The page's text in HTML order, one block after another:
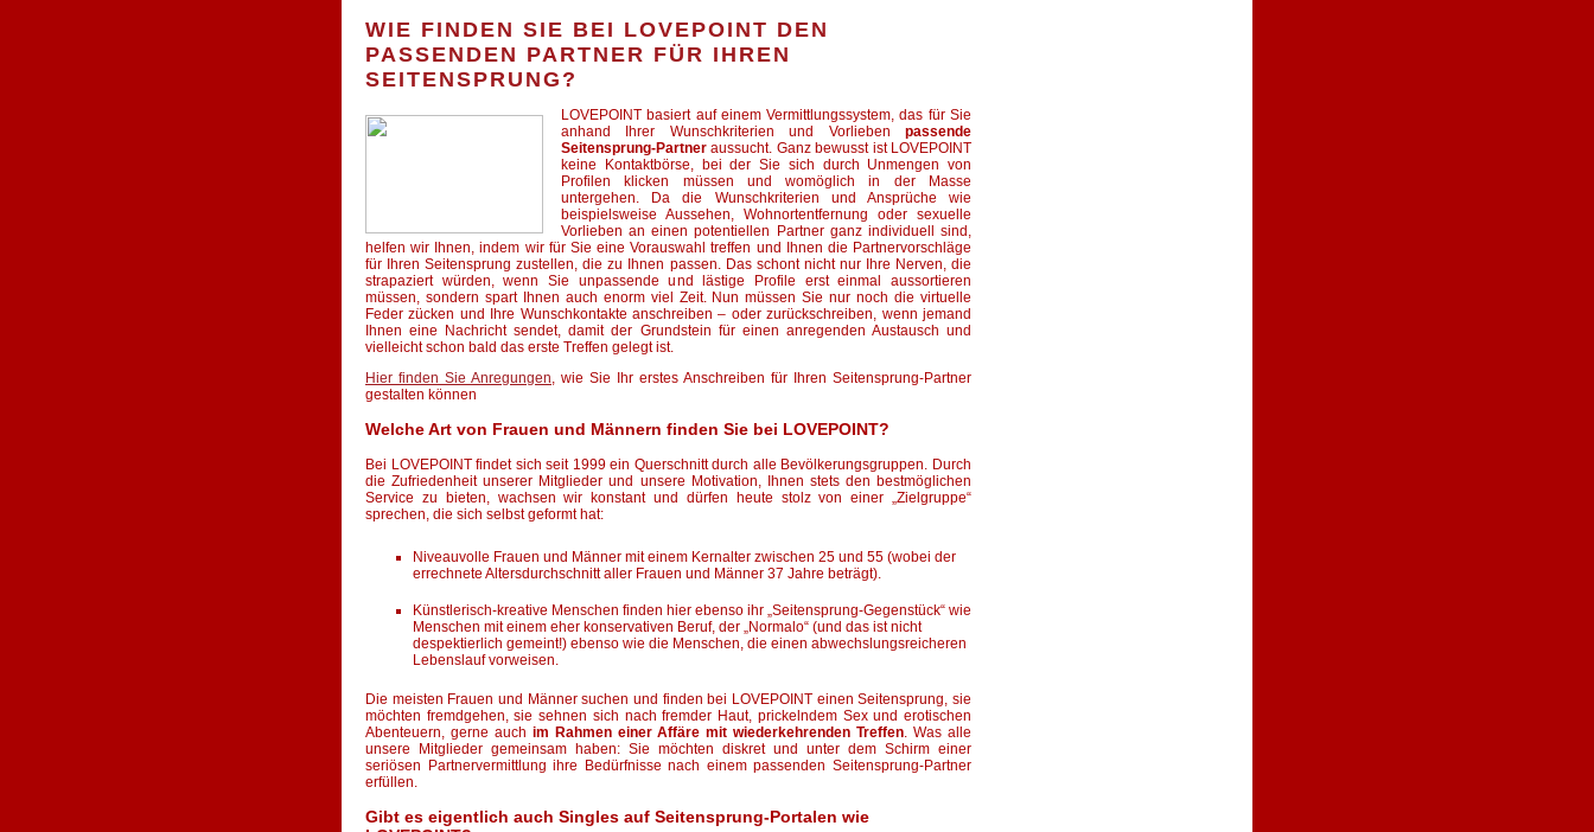
WIE FINDEN SIE BEI LOVEPOINT DEN
PASSENDEN PARTNER FÜR IHREN
SEITENSPRUNG?
LOVEPOINT basiert auf einem Vermittlungssystem, das für Sie
anhand Ihrer Wunschkriterien und Vorlieben passende
Seitensprung-Partner aussucht. Ganz bewusst ist LOVEPOINT
keine Kontaktbörse, bei der Sie sich durch Unmengen von
Profilen klicken müssen und womöglich in der Masse
untergehen. Da die Wunschkriterien und Ansprüche wie
beispielsweise Aussehen, Wohnortentfernung oder sexuelle
Vorlieben an einen potentiellen Partner ganz individuell sind,
helfen wir Ihnen, indem wir für Sie eine Vorauswahl treffen und Ihnen die Partnervorschläge
für Ihren Seitensprung zustellen, die zu Ihnen passen. Das schont nicht nur Ihre Nerven, die
strapaziert würden, wenn Sie unpassende und lästige Profile erst einmal aussortieren
müssen, sondern spart Ihnen auch enorm viel Zeit. Nun müssen Sie nur noch die virtuelle
Feder zücken und Ihre Wunschkontakte anschreiben – oder zurückschreiben, wenn jemand
Ihnen eine Nachricht sendet, damit der Grundstein für einen anregenden Austausch und
vielleicht schon bald das erste Treffen gelegt ist.
Hier finden Sie Anregungen, wie Sie Ihr erstes Anschreiben für Ihren Seitensprung-Partner
gestalten können
Welche Art von Frauen und Männern finden Sie bei LOVEPOINT?
Bei LOVEPOINT findet sich seit 1999 ein Querschnitt durch alle Bevölkerungsgruppen. Durch
die Zufriedenheit unserer Mitglieder und unsere Motivation, Ihnen stets den bestmöglichen
Service zu bieten, wachsen wir konstant und dürfen heute stolz von einer „Zielgruppe“
sprechen, die sich selbst geformt hat:
Niveauvolle Frauen und Männer mit einem Kernalter zwischen 25 und 55 (wobei der
errechnete Altersdurchschnitt aller Frauen und Männer 37 Jahre beträgt).
Künstlerisch-kreative Menschen finden hier ebenso ihr „Seitensprung-Gegenstück“ wie
Menschen mit einem eher konservativen Beruf, der „Normalo“ (und das ist nicht
despektierlich gemeint!) ebenso wie die Menschen, die einen abwechslungsreicheren
Lebenslauf vorweisen.
Die meisten Frauen und Männer suchen und finden bei LOVEPOINT einen Seitensprung, sie
möchten fremdgehen, sie sehnen sich nach fremder Haut, prickelndem Sex und erotischen
Abenteuern, gerne auch im Rahmen einer Affäre mit wiederkehrenden Treffen. Was alle
unsere Mitglieder gemeinsam haben: Sie möchten diskret und unter dem Schirm einer
seriösen Partnervermittlung ihre Bedürfnisse nach einem passenden Seitensprung-Partner
erfüllen.
Gibt es eigentlich auch Singles auf Seitensprung-Portalen wie